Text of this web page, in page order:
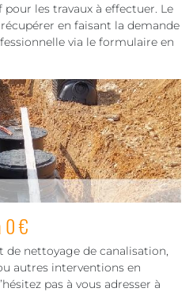
les travaux à effectuer. Le
en faisant la demande
via le formulaire en
0 €
de nettoyage de canalisation,
autres interventions en
pas à vous adresser à